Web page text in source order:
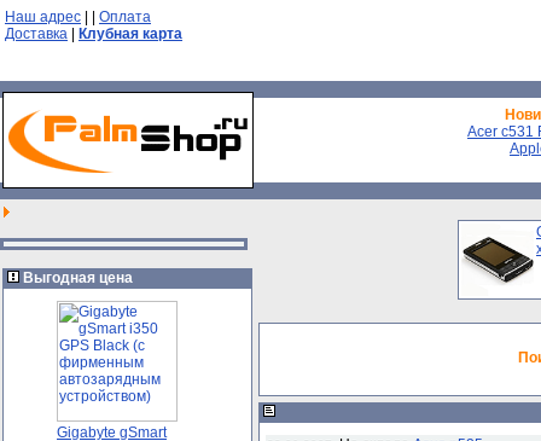
Наш адрес
Оплата
Доставка
Клубная карта
Acer с531
Выгодная цена
Gigabyte gSmart